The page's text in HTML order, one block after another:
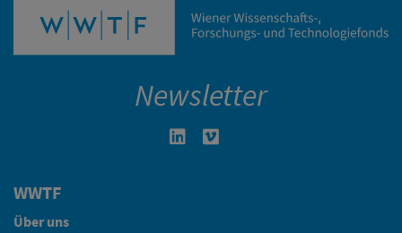
Newsletter
Linkedin in neuem Fenster öffnen
WWTF
Über uns